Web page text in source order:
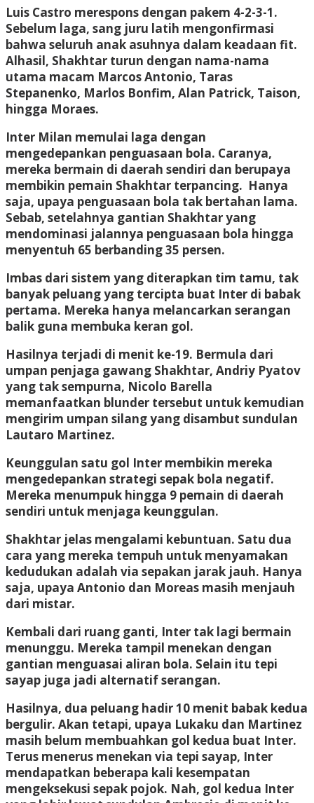
Luis Castro merespons dengan pakem 4-2-3-1.
Sebelum laga, sang juru latih mengonfirmasi
bahwa seluruh anak asuhnya dalam keadaan fit.
Alhasil, Shakhtar turun dengan nama-nama
utama macam Marcos Antonio, Taras
Stepanenko, Marlos Bonfim, Alan Patrick, Taison,
hingga Moraes.
Inter Milan memulai laga dengan
mengedepankan penguasaan bola. Caranya,
mereka bermain di daerah sendiri dan berupaya
membikin pemain Shakhtar terpancing. Hanya
saja, upaya penguasaan bola tak bertahan lama.
Sebab, setelahnya gantian Shakhtar yang
mendominasi jalannya penguasaan bola hingga
menyentuh 65 berbanding 35 persen.
Imbas dari sistem yang diterapkan tim tamu, tak
banyak peluang yang tercipta buat Inter di babak
pertama. Mereka hanya melancarkan serangan
balik guna membuka keran gol.
Hasilnya terjadi di menit ke-19. Bermula dari
umpan penjaga gawang Shakhtar, Andriy Pyatov
yang tak sempurna, Nicolo Barella
memanfaatkan blunder tersebut untuk kemudian
mengirim umpan silang yang disambut sundulan
Lautaro Martinez.
Keunggulan satu gol Inter membikin mereka
mengedepankan strategi sepak bola negatif.
Mereka menumpuk hingga 9 pemain di daerah
sendiri untuk menjaga keunggulan.
Shakhtar jelas mengalami kebuntuan. Satu dua
cara yang mereka tempuh untuk menyamakan
kedudukan adalah via sepakan jarak jauh. Hanya
saja, upaya Antonio dan Moreas masih menjauh
dari mistar.
Kembali dari ruang ganti, Inter tak lagi bermain
menunggu. Mereka tampil menekan dengan
gantian menguasai aliran bola. Selain itu tepi
sayap juga jadi alternatif serangan.
Hasilnya, dua peluang hadir 10 menit babak kedua
bergulir. Akan tetapi, upaya Lukaku dan Martinez
masih belum membuahkan gol kedua buat Inter.
Terus menerus menekan via tepi sayap, Inter
mendapatkan beberapa kali kesempatan
mengeksekusi sepak pojok. Nah, gol kedua Inter